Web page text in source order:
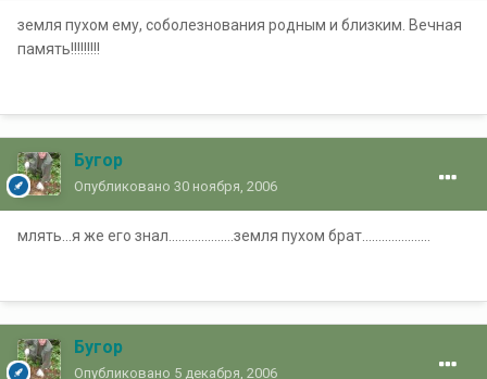
земля пухом ему, соболезнования родным и близким. Вечная
память!!!!!!!!!
Бугор
Опубликовано 30 ноября, 2006
млять...я же его знал....................земля пухом брат.....................
Бугор
Опубликовано 5 декабря, 2006